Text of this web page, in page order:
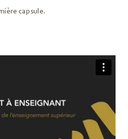
capsule.